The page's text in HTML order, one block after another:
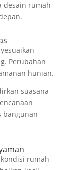
desain rumah
Perubahan
hunian.
suasana
bangunan
rumah